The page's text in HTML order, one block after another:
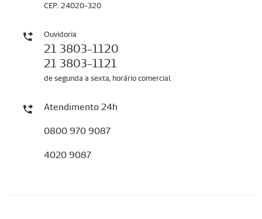
CEP: 24020-320
Ouvidoria
21 3803-1120
21 3803-1121
de segunda a sexta, horário comercial
Atendimento 24h
0800 970 9087
4020 9087